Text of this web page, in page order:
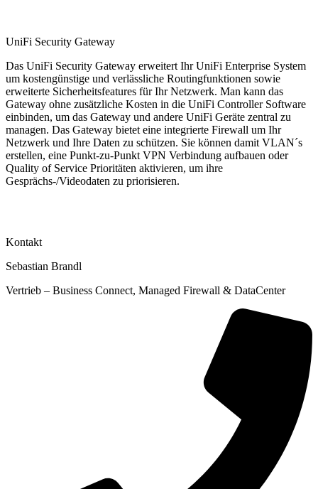
UniFi Security Gateway
Das UniFi Security Gateway erweitert Ihr UniFi Enterprise System
um kostengünstige und verlässliche Routingfunktionen sowie
erweiterte Sicherheitsfeatures für Ihr Netzwerk. Man kann das
Gateway ohne zusätzliche Kosten in die UniFi Controller Software
einbinden, um das Gateway und andere UniFi Geräte zentral zu
managen. Das Gateway bietet eine integrierte Firewall um Ihr
Netzwerk und Ihre Daten zu schützen. Sie können damit VLAN´s
erstellen, eine Punkt-zu-Punkt VPN Verbindung aufbauen oder
Quality of Service Prioritäten aktivieren, um ihre
Gesprächs-/Videodaten zu priorisieren.
Kontakt
Sebastian Brandl
Vertrieb – Business Connect, Managed Firewall & DataCenter